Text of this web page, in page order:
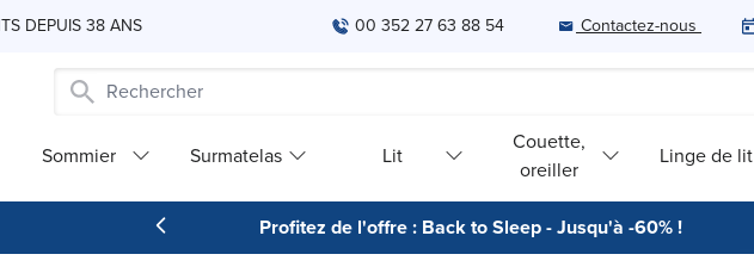
DEPUIS 38 ANS 00 352 27 63 88 54 Contactez-nous
Sommier Surmatelas Lit
Couette,
oreiller
Linge de lit
Profitez de l'offre : Back to Sleep - Jusqu'à -60% !